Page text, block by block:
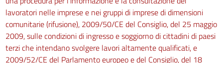
lavoratori nelle imprese e nei gruppi di imprese di dimensioni
comunitarie (rifusione), 2009/50/CE del Consiglio, del 25 maggio
2009, sulle condizioni di ingresso e soggiorno di cittadini di paesi
terzi che intendano svolgere lavori altamente qualificati, e
2009/52/CE del Parlamento europeo e del Consiglio, del 18